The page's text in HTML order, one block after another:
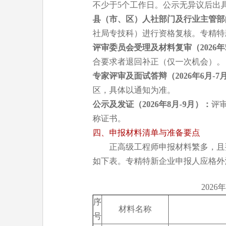
不少于5个工作日。公示无异议后出
县（市、区）人社部门及行业主管部
社局专技科）进行资格复核。专精
评审委员会受理及材料复审（2026年
合要求者退回补正（仅一次机会）。
专家评审及面试答辩（2026年6月-7
区，具体以通知为准。
公示及发证（2026年8月-9月）： 评
称证书。
四、申报材料清单与准备要点
正高级工程师申报材料繁多，
如下表。专精特新企业申报人应格外
2026
序
号
材料名称